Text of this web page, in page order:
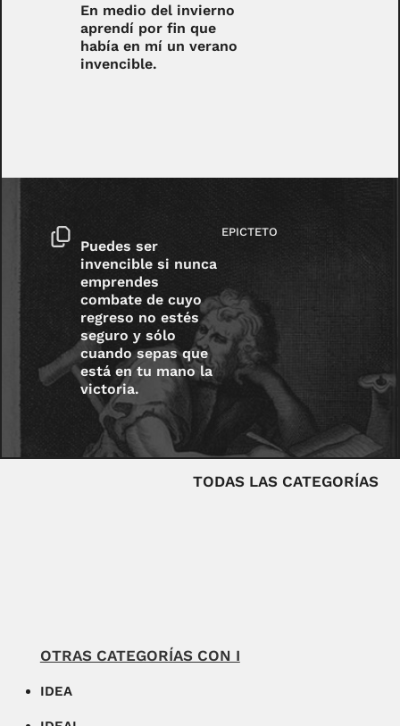
En medio del invierno
aprendí por fin que
había en mí un verano
invencible.
Puedes ser
invencible si nunca
emprendes
combate de cuyo
regreso no estés
seguro y sólo
cuando sepas que
está en tu mano la
victoria.
EPICTETO
TODAS LAS CATEGORÍAS
OTRAS CATEGORÍAS CON I
IDEA